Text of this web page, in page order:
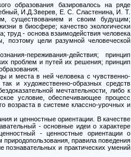
образования базировалось на ряде
И.Д.Зверев, Е. С. Сластенина, И. Т.
существованием и своим будущим;
в биосфере; качество экологически
труд - основа взаимодействия человека
цели разумной человеческой
переживания-действия; принцип
проблем и путей их решения; принцип
и места в ней человека с чувственно-
и художественно-образных средств
мечтательности, либо к
условие, обеспечивающее процесс
возраста в системе классно-урочных и
и ценностные ориентации. В качестве
- основные идеи о характере
- ценностные ориентации о
правила поведения
и практических умений